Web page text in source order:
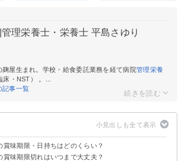
管理栄養士・栄養士 平島さゆり
麹屋生まれ。学校・給食委託業務を経て病院管理栄養
床・NST） 。...
記事一覧
賞味期限・日持ちはどのくらい？
限と消費期限の違いは？
ムクーヘンの賞味期限
ムクーヘンの賞味期限
賞味期限切れはいつまで大丈夫？